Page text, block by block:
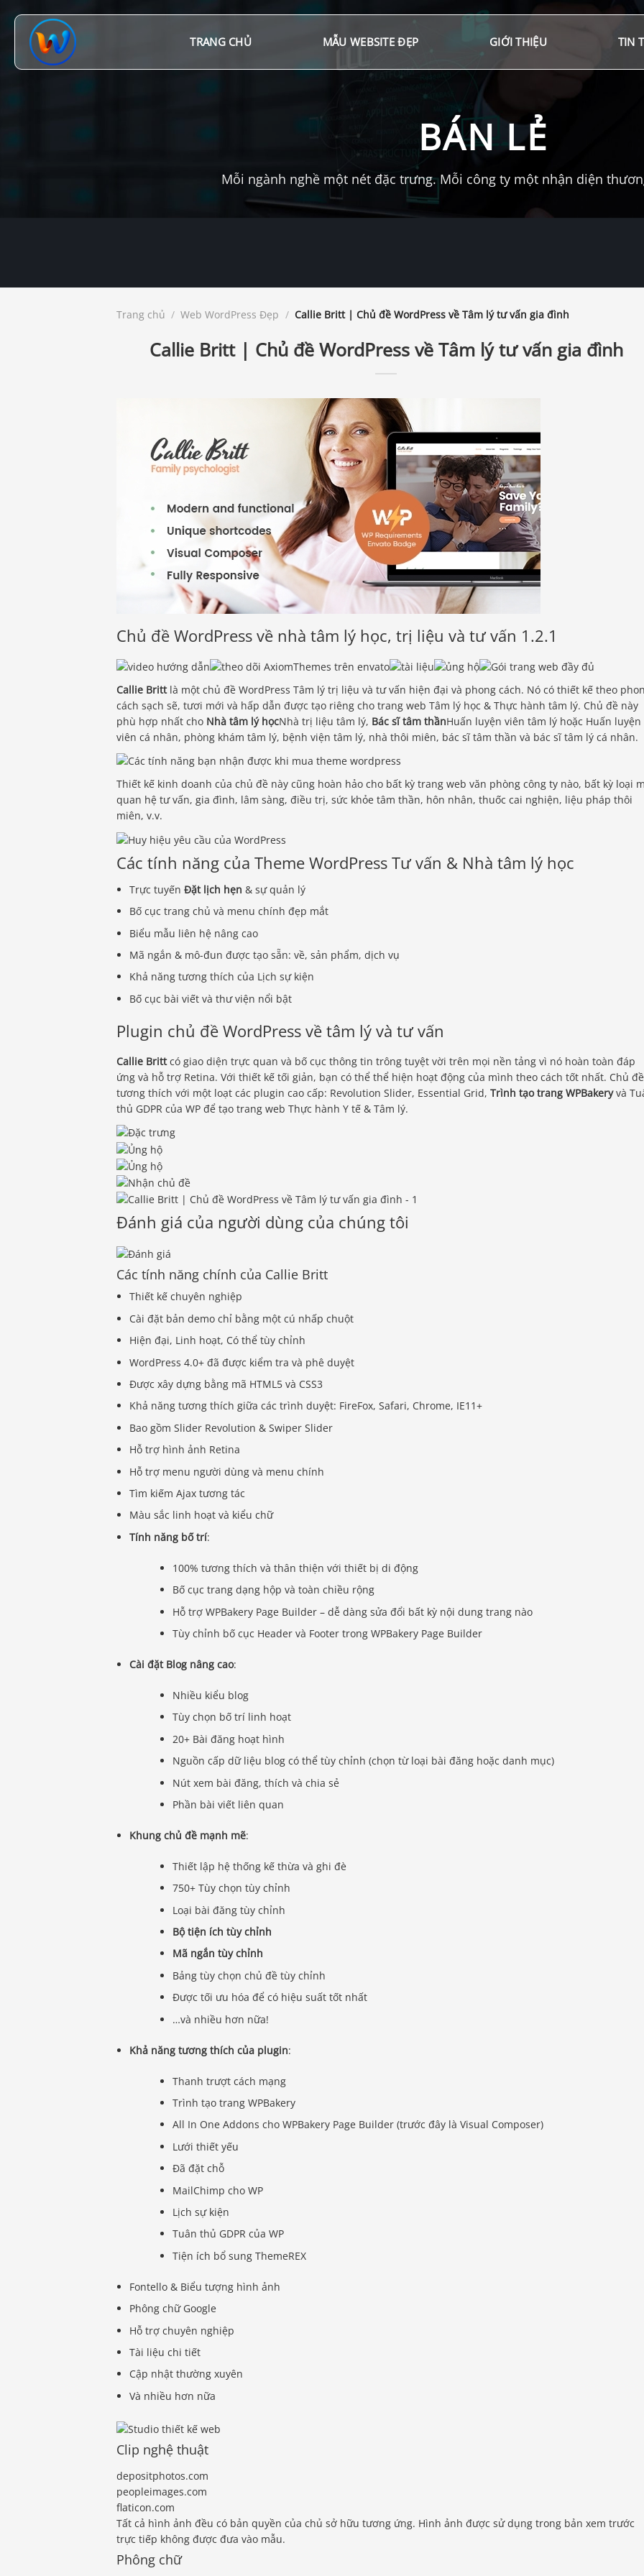
đến
TRANG CHỦ MẪU WEBSITE ĐẸP GIỚI THIỆU TIN
BÁN LẺ
Mỗi ngành nghề một nét đặc trưng. Mỗi công ty một nhận diện
Trang chủ / Web WordPress Đẹp / Callie Britt | Chủ đề WordPress về Tâm lý tư vấn gia đình
Callie Britt | Chủ đề WordPress về Tâm lý tư vấn gia đình
Chủ đề WordPress về nhà tâm lý học, trị liệu và tư vấn 1.2.1
Callie Brittlà một chủ đề WordPress Tâm lý trị liệu và tư vấn hiện đại và phong cách. Nó có thiết kế theo
cách sạch sẽ, tươi mới và hấp dẫn được tạo riêng cho trang web Tâm lý học & Thực hành tâm lý. Chủ đề này
phù hợp nhất cho Nhà tâm lý họcNhà trị liệu tâm lý, Bác sĩ tâm thầnHuấn luyện viên tâm lý hoặc Huấn luyện
viên cá nhân, phòng khám tâm lý, bệnh viện tâm lý, nhà thôi miên, bác sĩ tâm thần và bác sĩ tâm lý cá nhân.
Thiết kế kinh doanh của chủ đề này cũng hoàn hảo cho bất kỳ trang web văn phòng công ty nào, bất kỳ loại
quan hệ tư vấn, gia đình, lâm sàng, điều trị, sức khỏe tâm thần, hôn nhân, thuốc cai nghiện, liệu pháp thôi
miên, v.v.
Các tính năng của Theme WordPress Tư vấn & Nhà tâm lý học
Trực tuyếnĐặt lịch hẹn & sự quản lý
Bố cục trang chủ và menu chính đẹp mắt
Biểu mẫu liên hệ nâng cao
Mã ngắn & mô-đun được tạo sẵn: về, sản phẩm, dịch vụ
Khả năng tương thích của Lịch sự kiện
Bố cục bài viết và thư viện nổi bật
Plugin chủ đề WordPress về tâm lý và tư vấn
Callie Brittcó giao diện trực quan và bố cục thông tin trông tuyệt vời trên mọi nền tảng vì nó hoàn toàn đáp
ứng và hỗ trợ Retina. Với thiết kế tối giản, bạn có thể thể hiện hoạt động của mình theo cách tốt nhất. Chủ đề
tương thích với một loạt các plugin cao cấp: Revolution Slider, Essential Grid, Trình tạo trang WPBakeryvà
thủ GDPR của WP để tạo trang web Thực hành Y tế & Tâm lý.
Đánh giá của người dùng của chúng tôi
Các tính năng chính của Callie Britt
Thiết kế chuyên nghiệp
Cài đặt bản demo chỉ bằng một cú nhấp chuột
Hiện đại, Linh hoạt, Có thể tùy chỉnh
WordPress 4.0+ đã được kiểm tra và phê duyệt
Được xây dựng bằng mã HTML5 và CSS3
Khả năng tương thích giữa các trình duyệt: FireFox, Safari, Chrome, IE11+
Bao gồm Slider Revolution & Swiper Slider
Hỗ trợ hình ảnh Retina
Hỗ trợ menu người dùng và menu chính
Tìm kiếm Ajax tương tác
Màu sắc linh hoạt và kiểu chữ
Tính năng bố trí:
100% tương thích và thân thiện với thiết bị di động
Bố cục trang dạng hộp và toàn chiều rộng
Hỗ trợ WPBakery Page Builder – dễ dàng sửa đổi bất kỳ nội dung trang nào
Tùy chỉnh bố cục Header và Footer trong WPBakery Page Builder
Cài đặt Blog nâng cao:
Nhiều kiểu blog
Tùy chọn bố trí linh hoạt
20+ Bài đăng hoạt hình
Nguồn cấp dữ liệu blog có thể tùy chỉnh (chọn từ loại bài đăng hoặc danh mục)
Nút xem bài đăng, thích và chia sẻ
Phần bài viết liên quan
Khung chủ đề mạnh mẽ:
Thiết lập hệ thống kế thừa và ghi đè
750+ Tùy chọn tùy chỉnh
Loại bài đăng tùy chỉnh
Bộ tiện ích tùy chỉnh
Mã ngắn tùy chỉnh
Bảng tùy chọn chủ đề tùy chỉnh
Được tối ưu hóa để có hiệu suất tốt nhất
…và nhiều hơn nữa!
Khả năng tương thích của plugin:
Thanh trượt cách mạng
Trình tạo trang WPBakery
All In One Addons cho WPBakery Page Builder (trước đây là Visual Composer)
Lưới thiết yếu
Đã đặt chỗ
MailChimp cho WP
Lịch sự kiện
Tuân thủ GDPR của WP
Tiện ích bổ sung ThemeREX
Fontello & Biểu tượng hình ảnh
Phông chữ Google
Hỗ trợ chuyên nghiệp
Tài liệu chi tiết
Cập nhật thường xuyên
Và nhiều hơn nữa
Clip nghệ thuật
depositphotos.com
peopleimages.com
flaticon.com
Tất cả hình ảnh đều có bản quyền của chủ sở hữu tương ứng. Hình ảnh được sử dụng trong bản xem trước
trực tiếp không được đưa vào mẫu.
Phông chữ